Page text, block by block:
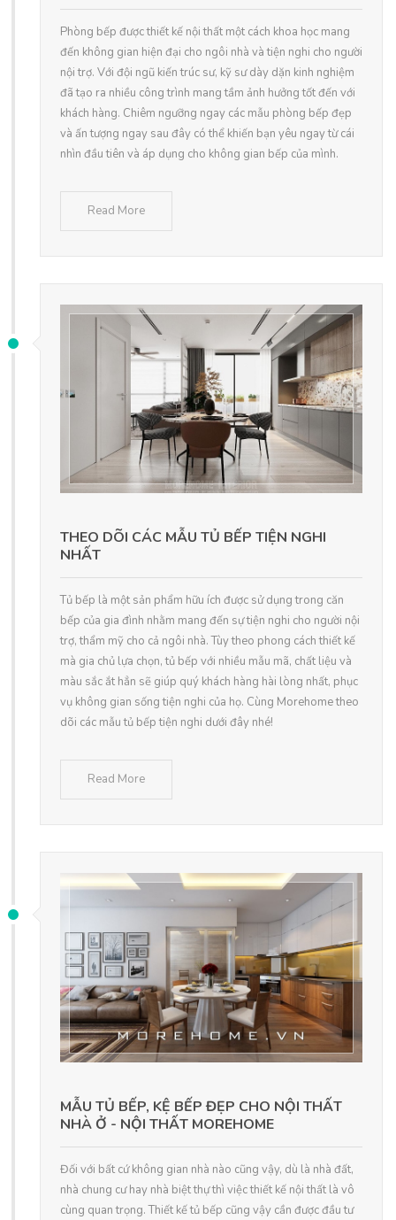
Phòng bếp được thiết kế nội thất một cách khoa học mang
đến không gian hiện đại cho ngôi nhà và tiện nghi cho người
nội trợ. Với đội ngũ kiến trúc sư, kỹ sư dày dặn kinh nghiệm
đã tạo ra nhiều công trình mang tầm ảnh hưởng tốt đến với
khách hàng. Chiêm ngưỡng ngay các mẫu phòng bếp đẹp
và ấn tượng ngay sau đây có thể khiến bạn yêu ngay từ cái
nhìn đầu tiên và áp dụng cho không gian bếp của mình.
Read More
THEO DÕI CÁC MẪU TỦ BẾP TIỆN NGHI
NHẤT
Tủ bếp là một sản phẩm hữu ích được sử dụng trong căn
bếp của gia đình nhằm mang đến sự tiện nghi cho người nội
trợ, thẩm mỹ cho cả ngôi nhà. Tùy theo phong cách thiết kế
mà gia chủ lựa chọn, tủ bếp với nhiều mẫu mã, chất liệu và
màu sắc ắt hẳn sẽ giúp quý khách hàng hài lòng nhất, phục
vụ không gian sống tiện nghi của họ. Cùng Morehome theo
dõi các mẫu tủ bếp tiện nghi dưới đây nhé!
Read More
MẪU TỦ BẾP, KỆ BẾP ĐẸP CHO NỘI THẤT
NHÀ Ở - NỘI THẤT MOREHOME
Đối với bất cứ không gian nhà nào cũng vậy, dù là nhà đất,
nhà chung cư hay nhà biệt thự thì việc thiết kế nội thất là vô
cùng quan trọng. Thiết kế tủ bếp cũng vậy cần được đầu tư